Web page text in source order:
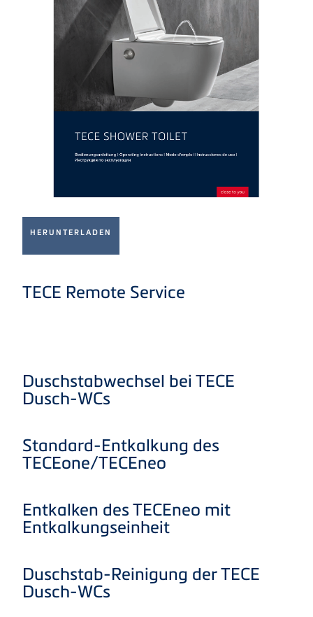
BEDIENUNGSANLEITUNG ALS PDF-DATEI
HERUNTERLADEN
TECE Remote Service
Duschstabwechsel bei TECE
Dusch-WCs
Standard-Entkalkung des
TECEone/TECEneo
Entkalken des TECEneo mit
Entkalkungseinheit
Duschstab-Reinigung der TECE
Dusch-WCs